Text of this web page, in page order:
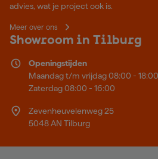
advies, wat je project ook is.
Meer over ons
Showroom in Tilburg
Openingstijden
Maandag t/m vrijdag 08:00 - 18:00
Zaterdag 08:00 - 16:00
Zevenheuvelenweg 25
5048 AN Tilburg